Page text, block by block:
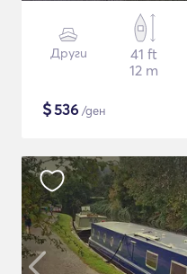
Други
41 ft
12 m
$536 /ден